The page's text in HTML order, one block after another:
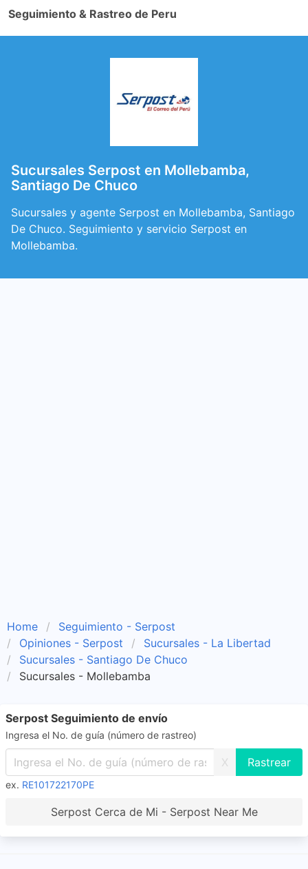
Seguimiento & Rastreo de Peru
Sucursales Serpost en Mollebamba,
Santiago De Chuco
Sucursales y agente Serpost en Mollebamba, Santiago
De Chuco. Seguimiento y servicio Serpost en
Mollebamba.
Home
Seguimiento - Serpost
Opiniones - Serpost
Sucursales - La Libertad
Sucursales - Santiago De Chuco
Sucursales - Mollebamba
Serpost Seguimiento de envío
Ingresa el No. de guía (número de rastreo)
X
ex. RE101722170PE
Serpost Cerca de Mi - Serpost Near Me